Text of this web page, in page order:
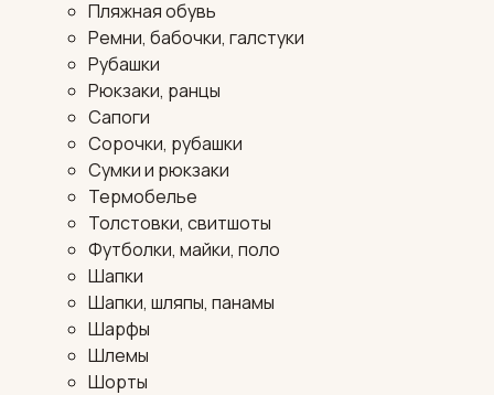
Пляжная обувь
Ремни, бабочки, галстуки
Рубашки
Рюкзаки, ранцы
Сапоги
Сорочки, рубашки
Сумки и рюкзаки
Термобелье
Толстовки, свитшоты
Футболки, майки, поло
Шапки
Шапки, шляпы, панамы
Шарфы
Шлемы
Шорты